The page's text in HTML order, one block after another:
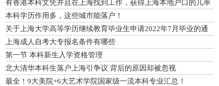
有香港本科文凭并且在上海找到工作，获得上海本地户口的几率
有多大？大概需要多久时间？
本科学历作用多，这些城市能落户！
关于上海大学高等学历继续教育毕业生申请2022年7月毕业的通
知
上海成人自考大专报名条件有哪些
第一节 本科新生入学资格管理
北大清华本科生落户上海引争议 背后的原因却被忽视
最全！9大美院+6大艺术学院国家级一流本科专业汇总！